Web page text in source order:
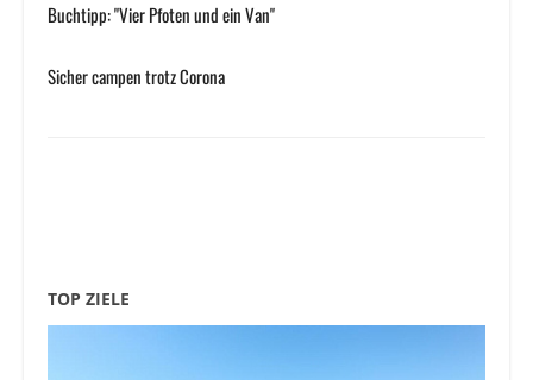
Buchtipp: "Vier Pfoten und ein Van"
Sicher campen trotz Corona
TOP ZIELE